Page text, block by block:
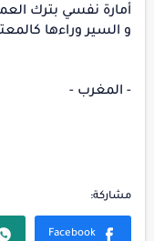
أمارة نفسي بترك
و السير وراءها
- المغرب -